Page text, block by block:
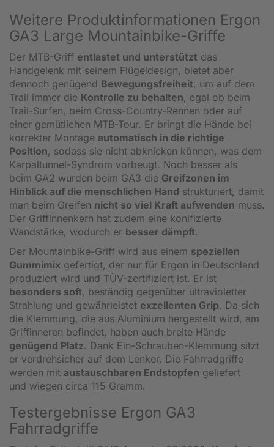
Weitere Produktinformationen Ergon
GA3 Large Mountainbike-Griffe
Der MTB-Griff entlastet und unterstützt das
Handgelenk mit seinem Flügeldesign, bietet aber
dennoch genügend Bewegungsfreiheit, um auf dem
Trail immer die Kontrolle zu behalten, egal ob beim
Trail-Surfen, beim Cross-Country-Rennen oder auf
einer gemütlichen MTB-Tour. Er bringt die Hände bei
korrekter Montage automatisch in die richtige
Position, sodass sie nicht abknicken können, was dem
Karpaltunnel-Syndrom vorbeugt. Noch besser als
beim GA2 wurden beim GA3 die Greifzonen im
Hinblick auf die menschlichen Hand strukturiert, damit
man beim Greifen nicht so viel Kraft aufwenden muss.
Der Griffinnenkern hat zudem eine konifizierte
Wandstärke, wodurch er besser dämpft.
Der Mountainbike-Griff wird aus einem speziellen
Gummimix gefertigt, der nur für Ergon in Deutschland
produziert wird und TÜV-zertifiziert ist. Er ist
besonders soft, beständig gegenüber ultravioletter
Strahlung und gewährleistet exzellenten Grip. Da sich
die Klemmung, die aus Aluminium hergestellt wird, am
Griffinneren befindet, haben auch breite Hände
genügend Platz. Dank Ein-Schrauben-Klemmung sitzt
er verdrehsicher auf dem Lenker. Die Fahrradgriffe
werden mit austauschbaren Endstopfen geliefert
und wiegen circa 115 Gramm.
Testergebnisse Ergon GA3
Fahrradgriffe